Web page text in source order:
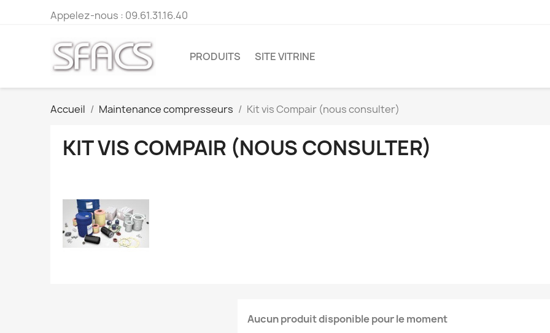
Appelez-nous : 09.61.31.16.40
PRODUITS SITE VITRINE
Accueil Maintenance compresseurs Kit vis Compair (nous consulter)
KIT VIS COMPAIR (NOUS CONSULTER)
Aucun produit disponible pour le moment